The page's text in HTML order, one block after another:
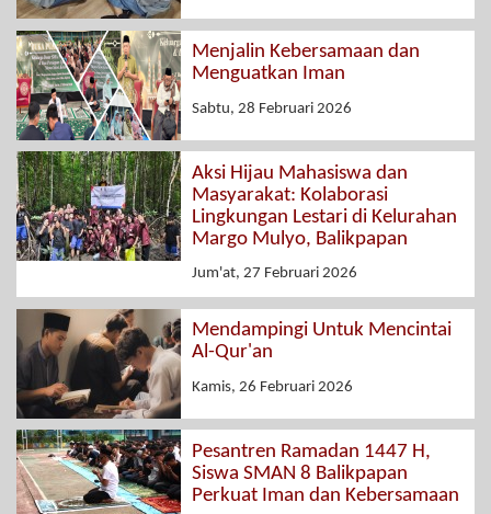
Menjalin Kebersamaan dan
Menguatkan Iman
Sabtu, 28 Februari 2026
Aksi Hijau Mahasiswa dan
Masyarakat: Kolaborasi
Lingkungan Lestari di Kelurahan
Margo Mulyo, Balikpapan
Jum'at, 27 Februari 2026
Mendampingi Untuk Mencintai
Al-Qur'an
Kamis, 26 Februari 2026
Pesantren Ramadan 1447 H,
Siswa SMAN 8 Balikpapan
Perkuat Iman dan Kebersamaan